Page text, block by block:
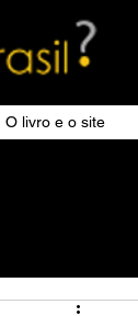
O livro e o site